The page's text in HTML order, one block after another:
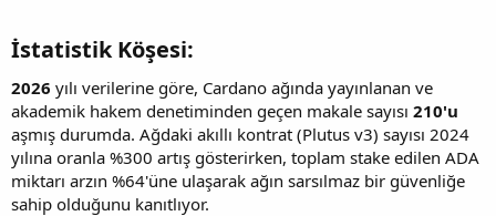
İstatistik Köşesi:​
2026 yılı verilerine göre, Cardano ağında yayınlanan ve
akademik hakem denetiminden geçen makale sayısı 210'u
aşmış durumda. Ağdaki akıllı kontrat (Plutus v3) sayısı 2024
yılına oranla %300 artış gösterirken, toplam stake edilen ADA
miktarı arzın %64'üne ulaşarak ağın sarsılmaz bir güvenliğe
sahip olduğunu kanıtlıyor.